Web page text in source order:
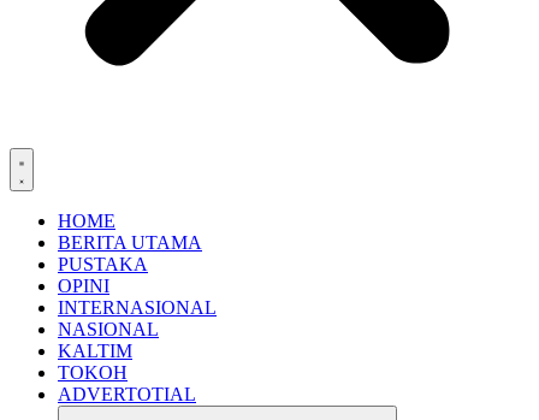
HOME
BERITA UTAMA
PUSTAKA
OPINI
INTERNASIONAL
NASIONAL
KALTIM
TOKOH
ADVERTOTIAL